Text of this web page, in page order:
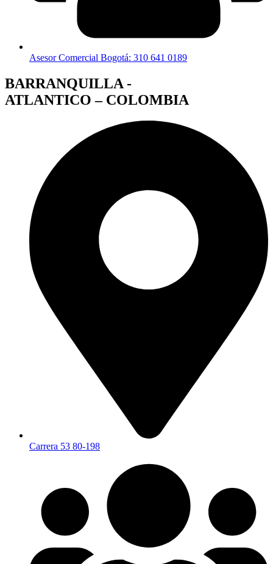
Asesor Comercial Bogotá: 310 641 0189
BARRANQUILLA -
ATLANTICO – COLOMBIA
Carrera 53 80-198